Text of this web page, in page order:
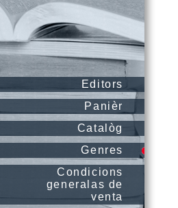
Editors
Panièr
Catalòg
Genres
Condicions
generalas de
venta